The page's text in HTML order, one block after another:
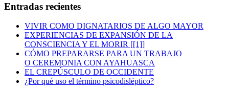
Entradas recientes
VIVIR COMO DIGNATARIOS DE ALGO MAYOR
EXPERIENCIAS DE EXPANSIÓN DE LA
CONSCIENCIA Y EL MORIR [[1]]
CÓMO PREPARARSE PARA UN TRABAJO
O CEREMONIA CON AYAHUASCA
EL CREPÚSCULO DE OCCIDENTE
¿Por qué uso el término psicodisléptico?